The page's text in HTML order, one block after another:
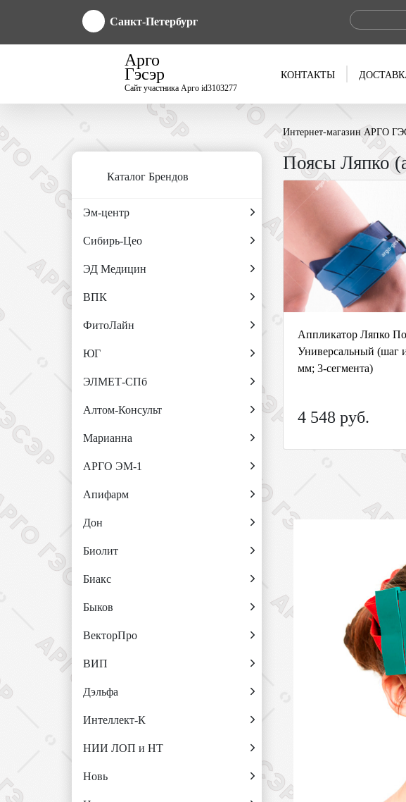
Санкт-Петербург
Арго
Гэсэр
Сайт участника Арго id3103277
КОНТАКТЫ
Интернет-магазин АРГО
Каталог Брендов
Эм-центр
Сибирь-Цео
ЭД Медицин
ВПК
ФитоЛайн
ЮГ
ЭЛМЕТ-СПб
Алтом-Консульт
Марианна
АРГО ЭМ-1
Апифарм
Дон
Биолит
Биакс
Быков
ВекторПро
ВИП
Дэльфа
Интеллект-К
НИИ ЛОП и НТ
Новь
Поясы Ляпко
Аппликатор Ляпко
Универсальный (шаг
мм; 3-сегмента)
4 548 руб.